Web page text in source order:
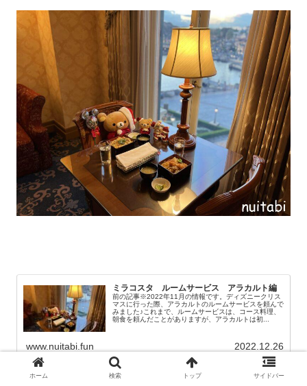
ミラコスタ ルームサービス アラカルト編
前の記事※2022年11月の情報です。ディズニークリス
マスに行った際、アラカルトのルームサービスを頼んで
みました♪これまで、ルームサービスは、コース料理、
朝食を頼んだことがありますが、アラカルトは初...
www.nuitabi.fun 2022.12.26
ホーム 検索 トップ サイドバー